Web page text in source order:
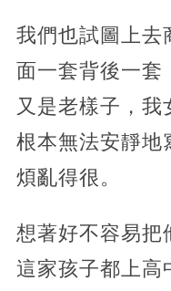
我們也試圖上去
面一套背後一套
又是老樣子，我
根本無法安靜地
煩亂得很。
想著好不容易把
這家孩子都上高